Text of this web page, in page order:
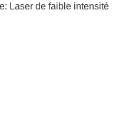
Laser de faible intensité